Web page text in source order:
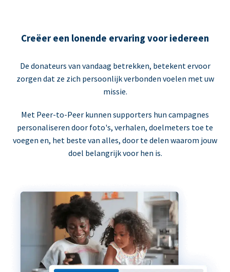
Creëer een lonende ervaring voor iedereen
De donateurs van vandaag betrekken, betekent ervoor
zorgen dat ze zich persoonlijk verbonden voelen met uw
missie.
Met Peer-to-Peer kunnen supporters hun campagnes
personaliseren door foto's, verhalen, doelmeters toe te
voegen en, het beste van alles, door te delen waarom jouw
doel belangrijk voor hen is.